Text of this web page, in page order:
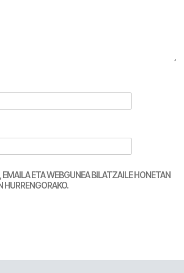
EMAILA ETA WEBGUNEA BILATZAILE HONETAN
HURRENGORAKO.